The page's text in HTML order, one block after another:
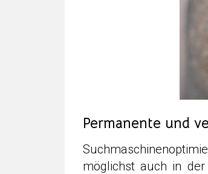
Permanente und
möglichst auch in